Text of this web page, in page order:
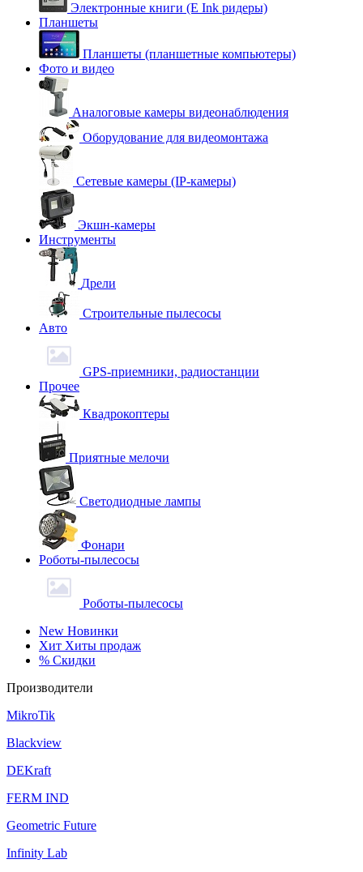
Электронные книги (E Ink ридеры)
Планшеты
Планшеты (планшетные компьютеры)
Фото и видео
Аналоговые камеры видеонаблюдения
Оборудование для видеомонтажа
Сетевые камеры (IP-камеры)
Экшн-камеры
Инструменты
Дрели
Строительные пылесосы
Авто
GPS-приемники, радиостанции
Прочее
Квадрокоптеры
Приятные мелочи
Светодиодные лампы
Фонари
Роботы-пылесосы
Роботы-пылесосы
New Новинки
Хит Хиты продаж
% Скидки
Производители
MikroTik
Blackview
DEKraft
FERM IND
Geometric Future
Infinity Lab